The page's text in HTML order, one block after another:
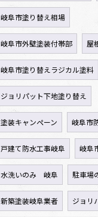
岐阜市塗り替え相場
岐阜市外壁塗装付帯部 屋
岐阜市塗り替えラジカル塗料
ジョリパット下地塗り替え
塗装キャンペーン 岐阜市
戸建て防水工事岐阜 岐阜
水洗いのみ 岐阜 駐車場
新築塗装岐阜業者 ジョリ